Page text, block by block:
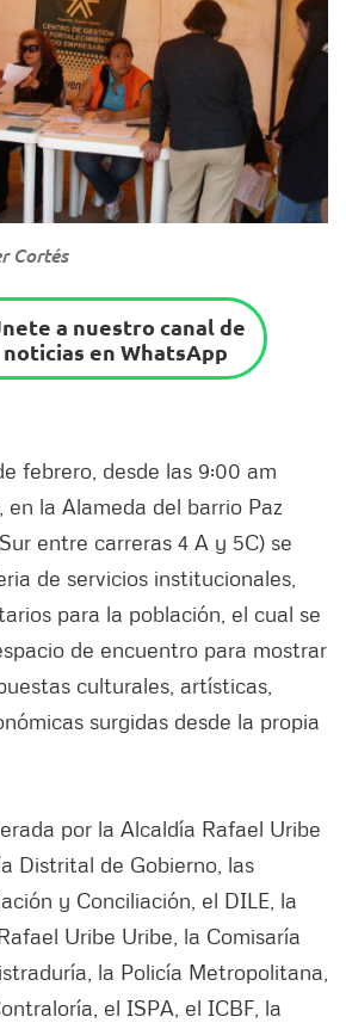
Cortés
a nuestro canal de
noticias en WhatsApp
febrero, desde las 9:00 am
en la Alameda del barrio Paz
entre carreras 4 A y 5C) se
de servicios institucionales,
para la población, el cual se
de encuentro para mostrar
culturales, artísticas,
surgidas desde la propia
por la Alcaldía Rafael Uribe
Distrital de Gobierno, las
y Conciliación, el DILE, la
Uribe Uribe, la Comisaría
la Policía Metropolitana,
el ISPA, el ICBF, la